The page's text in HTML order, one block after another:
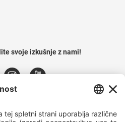
svoje izkušnje z nami!